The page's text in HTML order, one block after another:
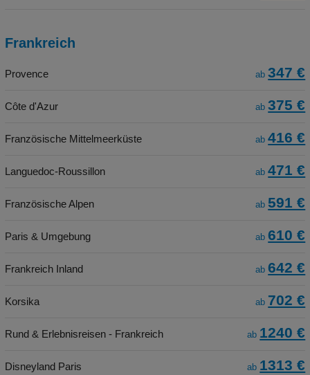
Frankreich
Provence ab 347 €
Côte d'Azur ab 375 €
Französische Mittelmeerküste ab 416 €
Languedoc-Roussillon ab 471 €
Französische Alpen ab 591 €
Paris & Umgebung ab 610 €
Frankreich Inland ab 642 €
Korsika ab 702 €
Rund & Erlebnisreisen - Frankreich ab 1240 €
Disneyland Paris ab 1313 €